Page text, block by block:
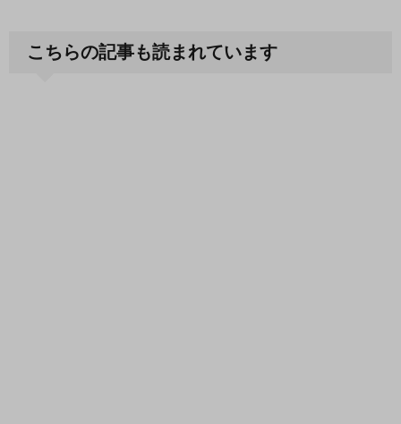
こちらの記事も読まれています